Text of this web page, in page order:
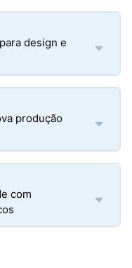
design e
produção
com